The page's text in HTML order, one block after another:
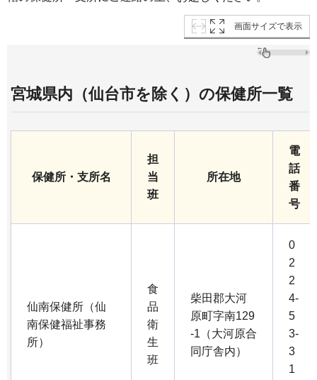
画面サイズで表示
宮城県内（仙台市を除く）の保健所一覧
保健所・支所名
担
当
班
所在地
電
話
番
号
仙南保健所（仙
南保健福祉事務
所）
食
品
衛
生
班
柴田郡大河
原町字南129
-1（大河原合
同庁舎内）
0
2
2
4-
5
3-
3
1